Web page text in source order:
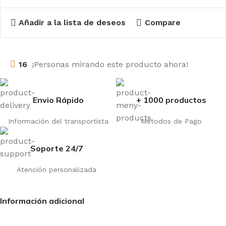
Añadir a la lista de deseos Compare
16 ¡Personas mirando este producto ahora!
Envio Rápido
Información del transportista
+ 1000 productos
Métodos de Pago
Soporte 24/7
Atención personalizada
Información adicional